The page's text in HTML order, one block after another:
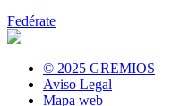
Fedérate
© 2025 GREMIOS
Aviso Legal
Mapa web